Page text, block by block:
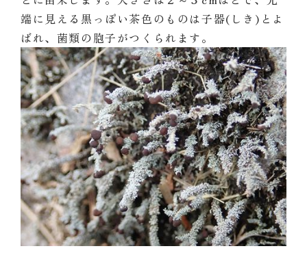
端に見える黒っぽい茶色のものは子器(しき)とよ
ばれ、菌類の胞子がつくられます。